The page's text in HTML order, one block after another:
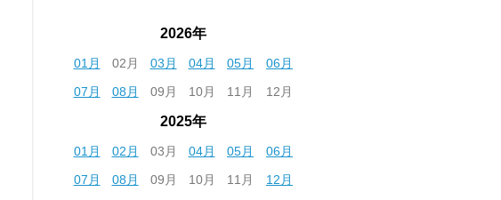
2026年
01月 02月 03月 04月 05月
06月
07月
08月 09月 10月 11月 12月
2025年
01月 02月 03月 04月 05月
06月
07月
08月 09月 10月 11月 12月